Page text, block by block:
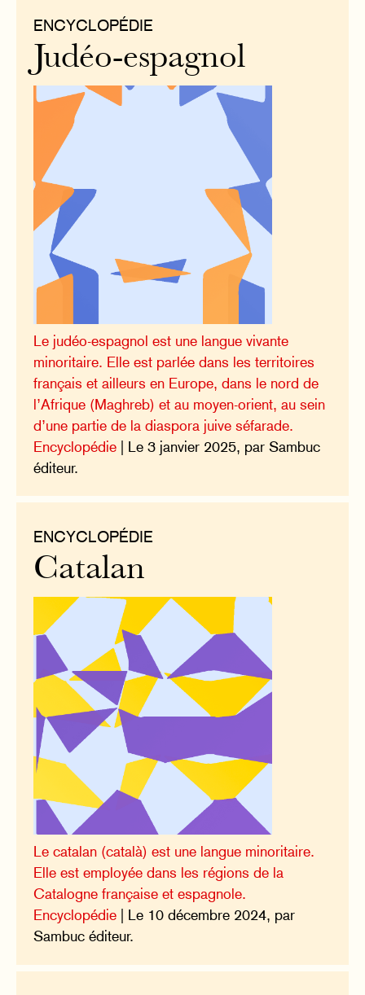
ENCYCLOPÉDIE
Judéo-espagnol
Le judéo-espagnol est une langue vivante
minoritaire. Elle est parlée dans les territoires
français et ailleurs en Europe, dans le nord de
l’Afrique (Maghreb) et au moyen-orient, au sein
d’une partie de la diaspora juive séfarade.
Encyclopédie | Le 3 janvier 2025, par Sambuc
éditeur.
ENCYCLOPÉDIE
Catalan
Le catalan (català) est une langue minoritaire.
Elle est employée dans les régions de la
Catalogne française et espagnole.
Encyclopédie | Le 10 décembre 2024, par
Sambuc éditeur.